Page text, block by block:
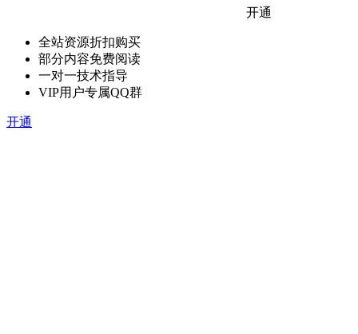
开通
全站资源折扣购买
部分内容免费阅读
一对一技术指导
VIP用户专属QQ群
开通